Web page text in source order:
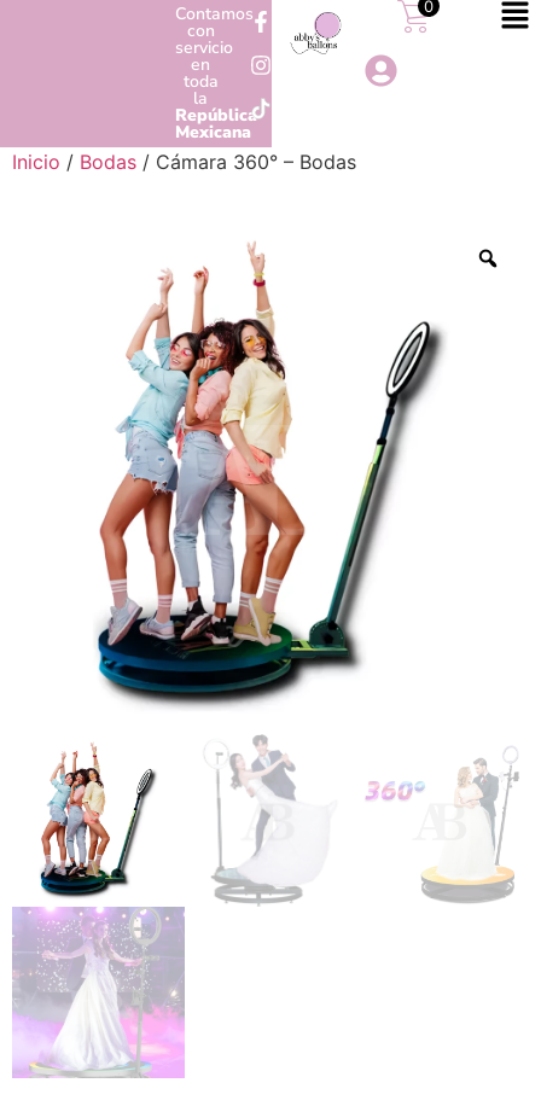
Contamos
con
servicio
en
toda
la
República
Mexicana
0
Inicio / Bodas / Cámara 360° – Bodas